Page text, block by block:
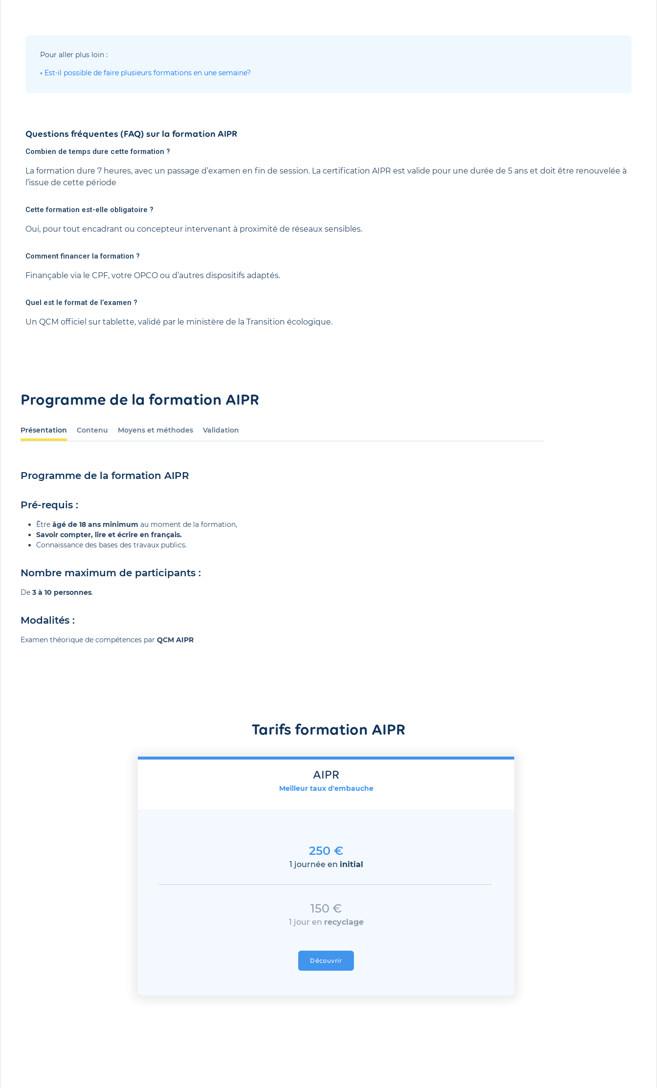
Pour aller plus loin :
• Est-il possible de faire plusieurs formations en une semaine?
Questions fréquentes (FAQ) sur la formation AIPR
Combien de temps dure cette formation ?
La formation dure 7 heures, avec un passage d’examen en fin de session. La certification AIPR est valide pour une durée de 5 ans et doit être renouvelée à
l’issue de cette période
Cette formation est-elle obligatoire ?
Oui, pour tout encadrant ou concepteur intervenant à proximité de réseaux sensibles.
Comment financer la formation ?
Finançable via le CPF, votre OPCO ou d’autres dispositifs adaptés.
Quel est le format de l’examen ?
Un QCM officiel sur tablette, validé par le ministère de la Transition écologique.
Programme de la formation AIPR
Présentation Contenu Moyens et méthodes Validation
Programme de la formation AIPR
Pré-requis :
Être âgé de 18 ans minimum au moment de la formation,
Savoir compter, lire et écrire en français.
Connaissance des bases des travaux publics.
Nombre maximum de participants :
De 3 à 10 personnes.
Modalités :
Examen théorique de compétences par QCM AIPR
Tarifs formation AIPR
AIPR
Meilleur taux d'embauche
250 €
1 journée en initial
150 €
1 jour en recyclage
Découvrir